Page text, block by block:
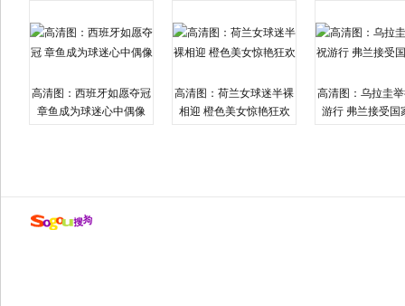
高清图：西班牙如愿夺冠
章鱼成为球迷心中偶像
高清图：荷兰女球迷半裸
相迎 橙色美女惊艳狂欢
高清图：乌拉圭
游行 弗兰接受国